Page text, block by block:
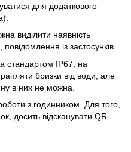
для додаткового
виділити наявність
із застосунків.
стандартом IP67, на
бризки від води, але
в них не можна.
з годинником. Для того,
досить відсканувати QR-